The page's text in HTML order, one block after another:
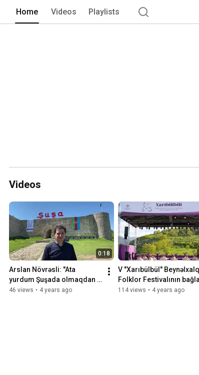
Home Videos Playlists
Videos
0:18
Arslan Növrəsli: "Ata
yurdum Şuşada olmaqdan
çox xoşbəxtəm!"
46 views • 4 years ago
V "Xarıbülbül" Beynəlxalq
Folklor Festivalının
gününün icmalı
114 views • 4 years ago